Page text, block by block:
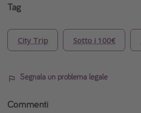
Tag
City Trip Sotto i 100€
Segnala un problema legale
Commenti